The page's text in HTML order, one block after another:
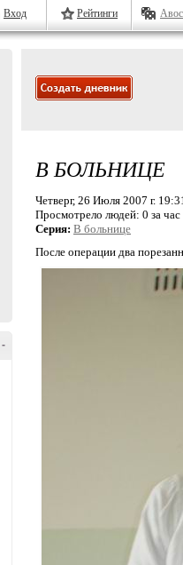
Вход Рейтинги
-
В БОЛЬНИЦЕ
Четверг, 26 Июля 2007 г.
Просмотрело людей: 0 за
Серия: В больнице
После операции два